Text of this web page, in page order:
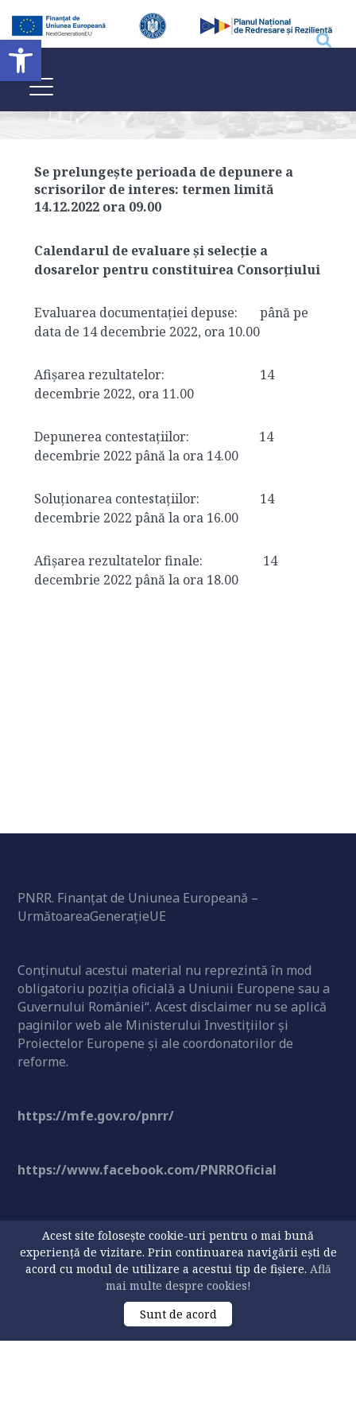
Deschide bara de unelte
Se prelungește perioada de depunere a
scrisorilor de interes: termen limită
14.12.2022 ora 09.00
Calendarul de evaluare și selecție a
dosarelor pentru constituirea Consorțiului
Evaluarea documentației depuse: până pe
data de 14 decembrie 2022, ora 10.00
Afișarea rezultatelor: 14
decembrie 2022, ora 11.00
Depunerea contestațiilor: 14
decembrie 2022 până la ora 14.00
Soluționarea contestațiilor: 14
decembrie 2022 până la ora 16.00
Afișarea rezultatelor finale: 14
decembrie 2022 până la ora 18.00
PNRR. Finanțat de Uniunea Europeană –
UrmătoareaGenerațieUE
Conținutul acestui material nu reprezintă în mod
obligatoriu poziția oficială a Uniunii Europene sau a
Guvernului României“. Acest disclaimer nu se aplică
paginilor web ale Ministerului Investițiilor și
Proiectelor Europene și ale coordonatorilor de
reforme.
https://mfe.gov.ro/pnrr/
https://www.facebook.com/PNRROficial
CONTACT
Universitatea „Ștefan cel Mare” din Suceava
Str. Universității 13, 720229 Suceava, România
+40 230 216 147
Acest site folosește cookie-uri pentru o mai bună
experiență de vizitare. Prin continuarea navigării ești de
acord cu modul de utilizare a acestui tip de fișiere. Află
mai multe despre cookies!
Sunt de acord